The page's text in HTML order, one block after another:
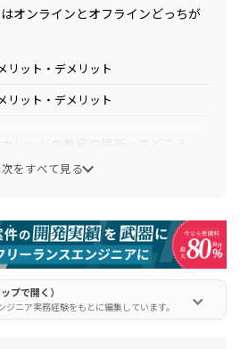
オンラインとオフラインどっちが
リット・デメリット
リット・デメリット
説】
をすべて見る
プで開く）
ニア実務経験をもとに編集しています。